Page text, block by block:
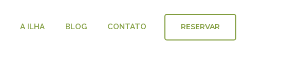
A ILHA BLOG CONTATO RESERVAR